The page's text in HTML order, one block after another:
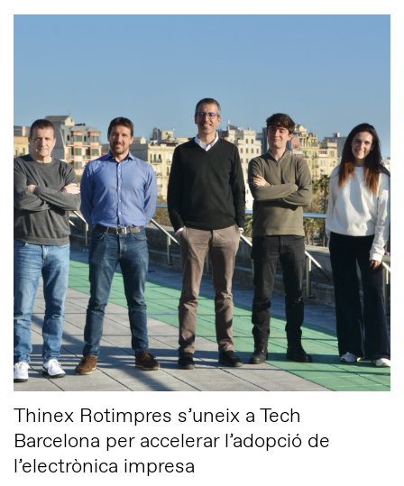
Thinex Rotimpres s’uneix a Tech
Barcelona per accelerar l’adopció de
l’electrònica impresa